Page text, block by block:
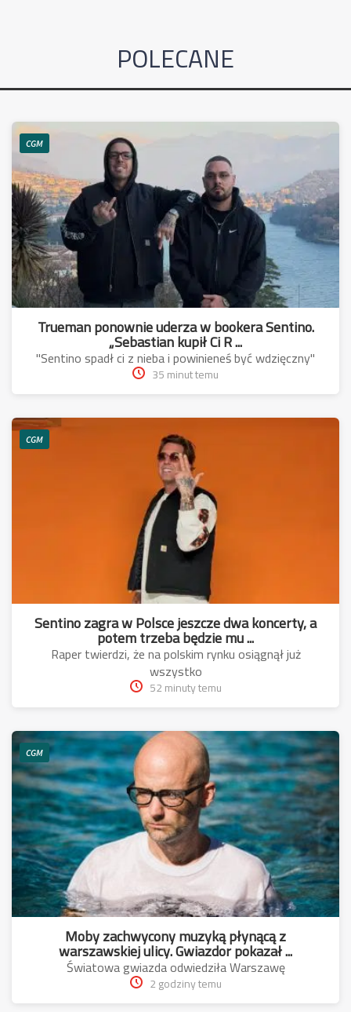
POLECANE
CGM
Trueman ponownie uderza w bookera Sentino.
„Sebastian kupił Ci R ...
"Sentino spadł ci z nieba i powinieneś być wdzięczny"
35 minut temu
CGM
Sentino zagra w Polsce jeszcze dwa koncerty, a
potem trzeba będzie mu ...
Raper twierdzi, że na polskim rynku osiągnął już
wszystko
52 minuty temu
CGM
Moby zachwycony muzyką płynącą z
warszawskiej ulicy. Gwiazdor pokazał ...
Światowa gwiazda odwiedziła Warszawę
2 godziny temu